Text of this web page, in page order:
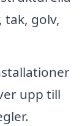
tak, golv,
upp till